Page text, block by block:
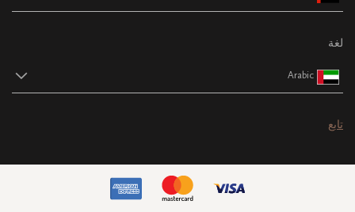
لغة
Arabic
تابع